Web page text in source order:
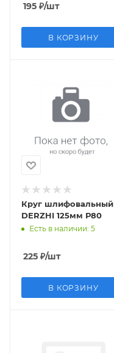
195 ₽/шт
В КОРЗИНУ
Круг шлифовальный
DERZHI 125мм Р80
Есть в наличии: 5
225 ₽/шт
В КОРЗИНУ